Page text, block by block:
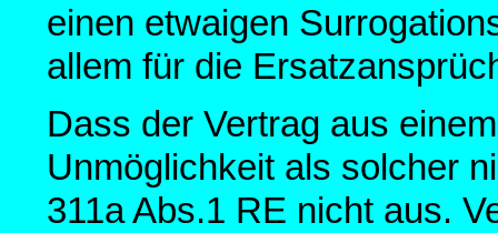
einen etwaigen
allem für die
Dass der Vertrag aus
Unmöglichkeit als solcher
311a Abs.1 RE nicht aus.